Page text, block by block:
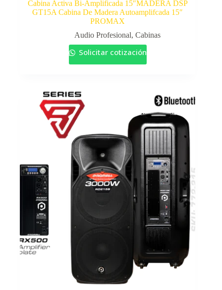
Cabina Activa Bi-Amplificada 15″MADERA DSP
GT15A Cabina De Madera Autoamplifcada 15″
PROMAX
Audio Profesional,Cabinas
Solicitar cotización